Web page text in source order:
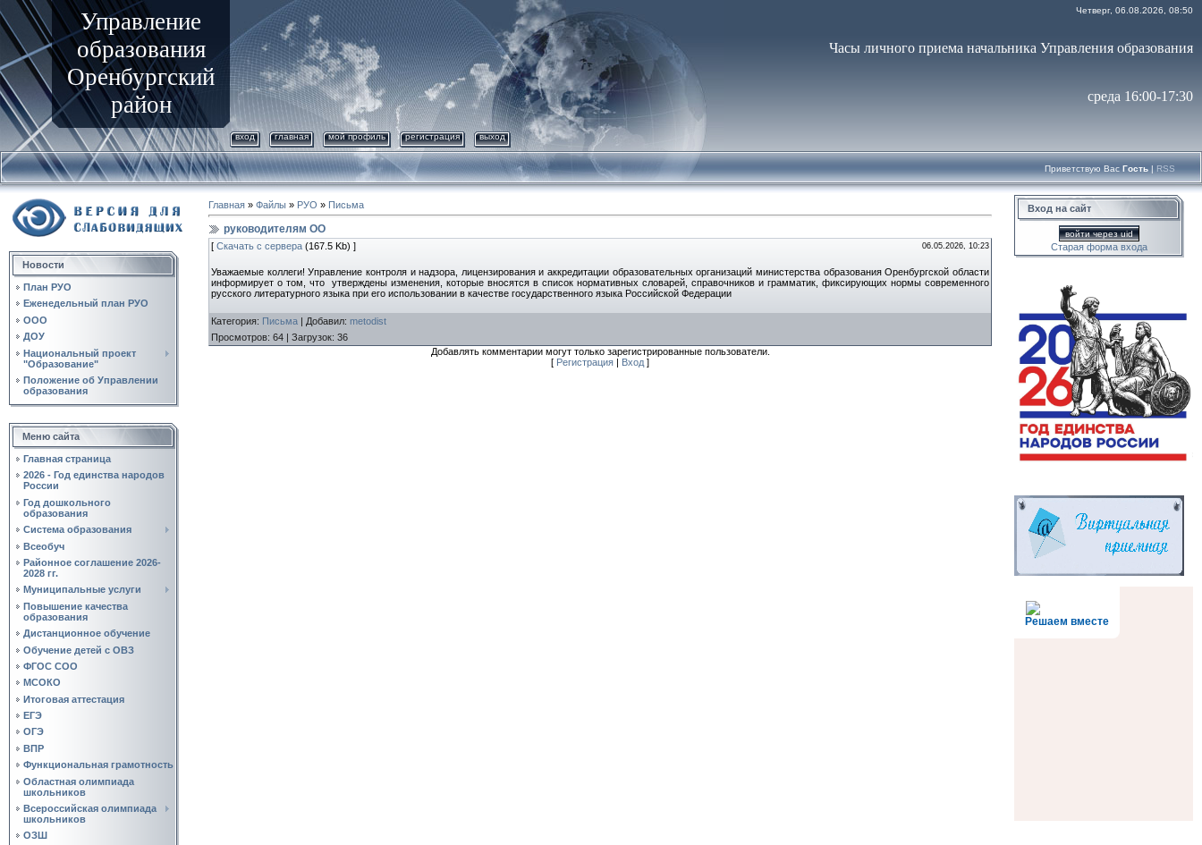
Управление
образования
Оренбургский
район
Четверг, 06.08.2026, 08:50
Часы личного приема начальника Управления образования
среда 16:00-17:30
вход главная мой профиль регистрация выход
Приветствую Вас Гость | RSS
Новости
План РУО
Еженедельный план РУО
ООО
ДОУ
Национальный проект
"Образование"
Положение об Управлении
образования
Меню сайта
Главная страница
2026 - Год единства народов
России
Год дошкольного
образования
Система образования
Всеобуч
Районное соглашение 2026-
2028 гг.
Муниципальные услуги
Повышение качества
образования
Дистанционное обучение
Обучение детей с ОВЗ
ФГОС СОО
МСОКО
Итоговая аттестация
ЕГЭ
ОГЭ
ВПР
Функциональная грамотность
Областная олимпиада
школьников
Всероссийская олимпиада
школьников
ОЗШ
Главная » Файлы » РУО » Письма
руководителям ОО
[ Скачать с сервера (167.5 Kb) ] 06.05.2026, 10:23
Уважаемые коллеги! Управление контроля и надзора, лицензирования и аккредитации образовательных организаций министерства образования Оренбургской области
информирует о том, что утверждены изменения, которые вносятся в список нормативных словарей, справочников и грамматик, фиксирующих нормы современного
русского литературного языка при его использовании в качестве государственного языка Российской Федерации
Категория: Письма | Добавил: metodist
Просмотров: 64 | Загрузок: 36
Добавлять комментарии могут только зарегистрированные пользователи.
[ Регистрация | Вход ]
Вход на сайт
войти через uid
Старая форма входа
Решаем вместе